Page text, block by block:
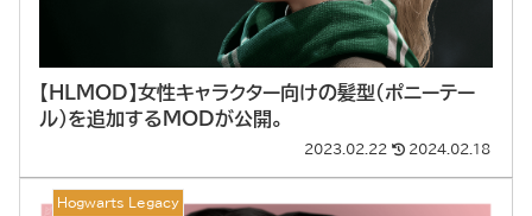
【HLMOD】女性キャラクター向けの髪型（ポニーテー
ル）を追加するMODが公開。
2023.02.22 2024.02.18
Hogwarts Legacy